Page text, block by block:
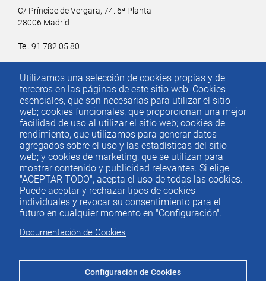
Utilizamos una selección de cookies propias y de
terceros en las páginas de este sitio web: Cookies
esenciales, que son necesarias para utilizar el sitio
web; cookies funcionales, que proporcionan una mejor
facilidad de uso al utilizar el sitio web; cookies de
rendimiento, que utilizamos para generar datos
agregados sobre el uso y las estadísticas del sitio
web; y cookies de marketing, que se utilizan para
mostrar contenido y publicidad relevantes. Si elige
"ACEPTAR TODO", acepta el uso de todas las cookies.
Puede aceptar y rechazar tipos de cookies
individuales y revocar su consentimiento para el
futuro en cualquier momento en "Configuración".
Documentación de Cookies
Configuración de Cookies
C/ Príncipe de Vergara, 74. 6ª Planta
28006 Madrid
Tel. 91 782 05 80
Menú
del
pie
Contacto
Menu
footer
ACTUALIDAD
IEE
PUBLICACIONES
IDEAS Y PENSAMIENTO
PREMIOS IEE
CONTACTO